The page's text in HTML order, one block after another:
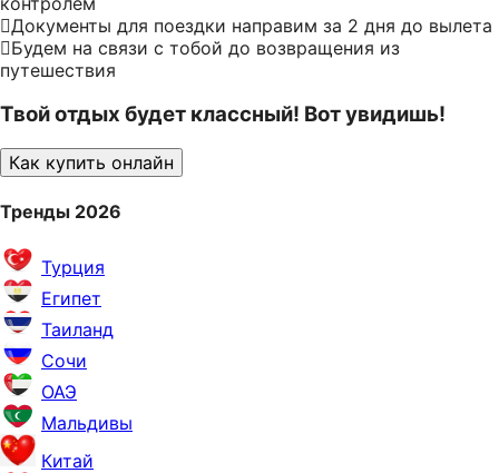
Документы для поездки направим за 2 дня до вылета
Будем на связи с тобой до возвращения из
путешествия
Твой отдых будет классный! Вот увидишь!
Как купить онлайн
Тренды 2026
Турция
Египет
Таиланд
Сочи
ОАЭ
Мальдивы
Китай